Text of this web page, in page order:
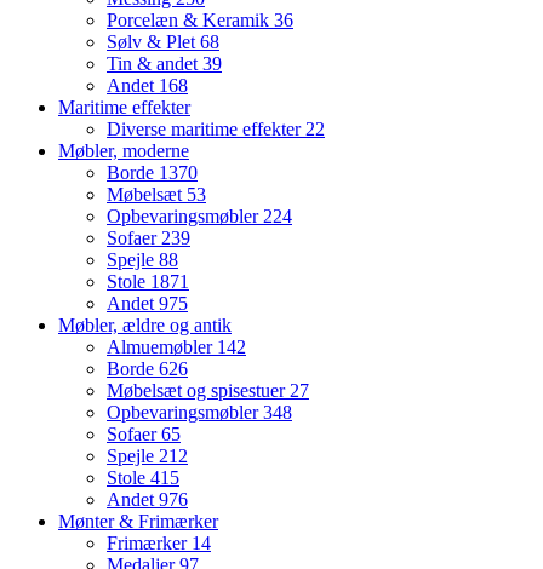
Porcelæn & Keramik 36
Sølv & Plet68
Tin & andet39
Andet 168
Maritime effekter
Diverse maritime effekter22
Møbler, moderne
Borde 1370
Møbelsæt 53
Opbevaringsmøbler224
Sofaer239
Spejle 88
Stole 1871
Andet975
Møbler, ældre og antik
Almuemøbler 142
Borde 626
Møbelsæt og spisestuer27
Opbevaringsmøbler348
Sofaer65
Spejle 212
Stole 415
Andet976
Mønter & Frimærker
Frimærker 14